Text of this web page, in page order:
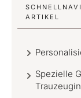
ARTIKEL
Spezielle